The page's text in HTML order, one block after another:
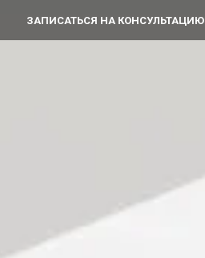
ЗАПИСАТЬСЯ НА КОНСУЛЬТАЦИЮ